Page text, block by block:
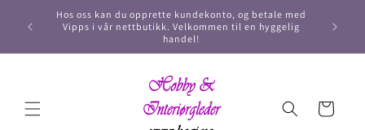
Hos oss kan du opprette kundekonto, og betale med
Vipps i vår nettbutikk. Velkommen til en hyggelig
handel!
Handlekurv